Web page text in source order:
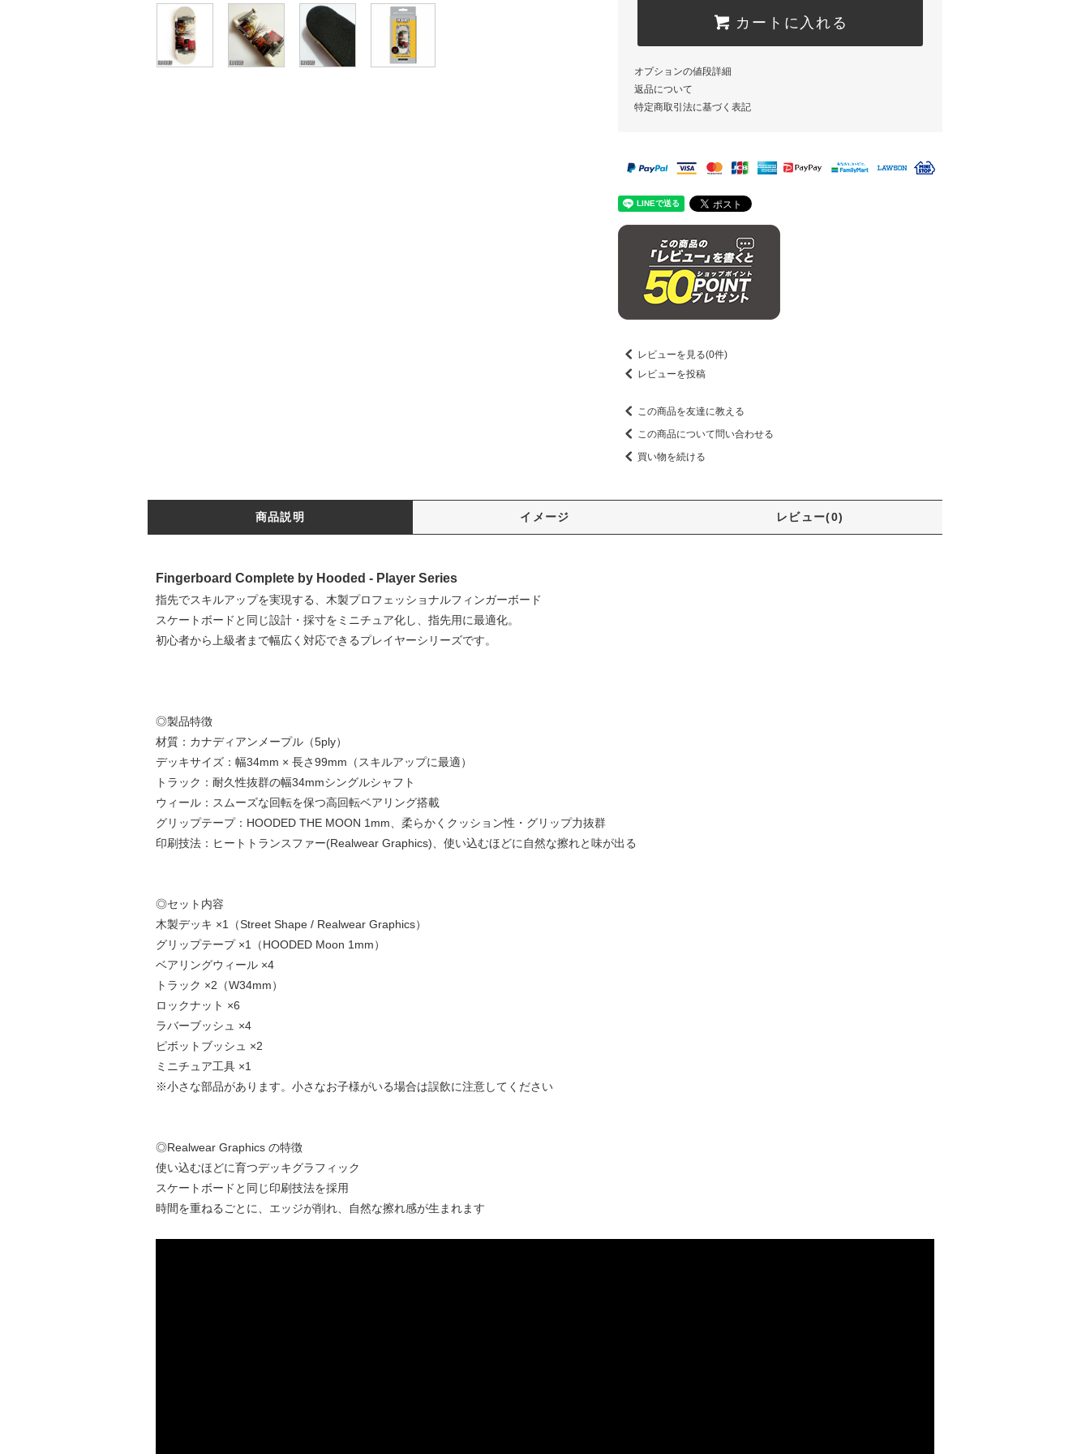
カートに入れる
オプションの値段詳細
返品について
特定商取引法に基づく表記
レビューを見る(0件)
レビューを投稿
この商品を友達に教える
この商品について問い合わせる
買い物を続ける
商品説明 イメージ レビュー(0)
Fingerboard Complete by Hooded - Player Series
指先でスキルアップを実現する、木製プロフェッショナルフィンガーボード
スケートボードと同じ設計・採寸をミニチュア化し、指先用に最適化。
初心者から上級者まで幅広く対応できるプレイヤーシリーズです。
◎製品特徴
材質：カナディアンメープル（5ply）
デッキサイズ：幅34mm × 長さ99mm（スキルアップに最適）
トラック：耐久性抜群の幅34mmシングルシャフト
ウィール：スムーズな回転を保つ高回転ベアリング搭載
グリップテープ：HOODED THE MOON 1mm、柔らかくクッション性・グリップ力抜群
印刷技法：ヒートトランスファー(Realwear Graphics)、使い込むほどに自然な擦れと味が出る
◎セット内容
木製デッキ ×1（Street Shape / Realwear Graphics）
グリップテープ ×1（HOODED Moon 1mm）
ベアリングウィール ×4
トラック ×2（W34mm）
ロックナット ×6
ラバーブッシュ ×4
ピボットブッシュ ×2
ミニチュア工具 ×1
※小さな部品があります。小さなお子様がいる場合は誤飲に注意してください
◎Realwear Graphics の特徴
使い込むほどに育つデッキグラフィック
スケートボードと同じ印刷技法を採用
時間を重ねるごとに、エッジが削れ、自然な擦れ感が生まれます